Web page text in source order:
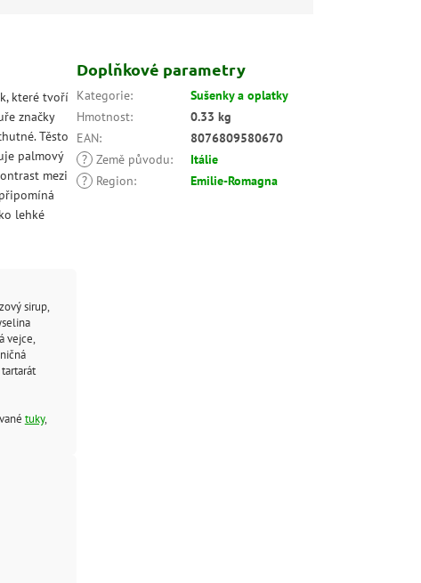
které tvoří
značky
Těsto
palmový
mezi
lehké
sirup,
vejce,
tuky,
Doplňkové parametry
Kategorie:
Sušenky a oplatky
Hmotnost:
0.33 kg
EAN:
8076809580670
? Země původu:
Itálie
?
Region: Emilie-Romagna